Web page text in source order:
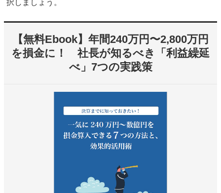
択しましょう。
【無料Ebook】年間240万円〜2,800万円
を損金に！ 社長が知るべき「利益繰延
べ」7つの実践策